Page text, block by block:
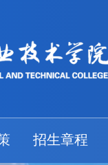
招生章程